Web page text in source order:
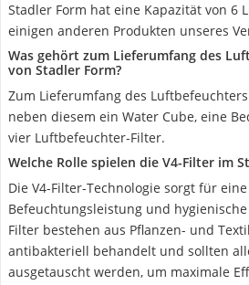
Stadler Form hat eine Kapazität von 6
einigen anderen Produkten unseres
Was gehört zum Lieferumfang des
von Stadler Form?
Zum Lieferumfang des
neben diesem ein Water Cube, eine
vier Luftbefeuchter-Filter.
Welche Rolle spielen die V4-Filter im
Die V4-Filter-Technologie sorgt für
Befeuchtungsleistung und
Filter bestehen aus Pflanzen- und
antibakteriell behandelt und sollten
ausgetauscht werden, um maximale